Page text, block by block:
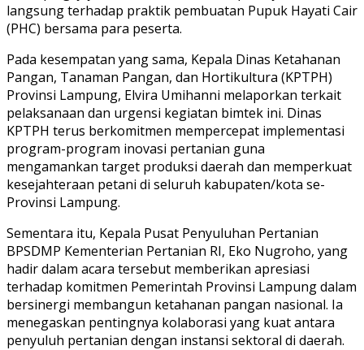
langsung terhadap praktik pembuatan Pupuk Hayati Cair
(PHC) bersama para peserta.
Pada kesempatan yang sama, Kepala Dinas Ketahanan
Pangan, Tanaman Pangan, dan Hortikultura (KPTPH)
Provinsi Lampung, Elvira Umihanni melaporkan terkait
pelaksanaan dan urgensi kegiatan bimtek ini. Dinas
KPTPH terus berkomitmen mempercepat implementasi
program-program inovasi pertanian guna
mengamankan target produksi daerah dan memperkuat
kesejahteraan petani di seluruh kabupaten/kota se-
Provinsi Lampung.
Sementara itu, Kepala Pusat Penyuluhan Pertanian
BPSDMP Kementerian Pertanian RI, Eko Nugroho, yang
hadir dalam acara tersebut memberikan apresiasi
terhadap komitmen Pemerintah Provinsi Lampung dalam
bersinergi membangun ketahanan pangan nasional. Ia
menegaskan pentingnya kolaborasi yang kuat antara
penyuluh pertanian dengan instansi sektoral di daerah.